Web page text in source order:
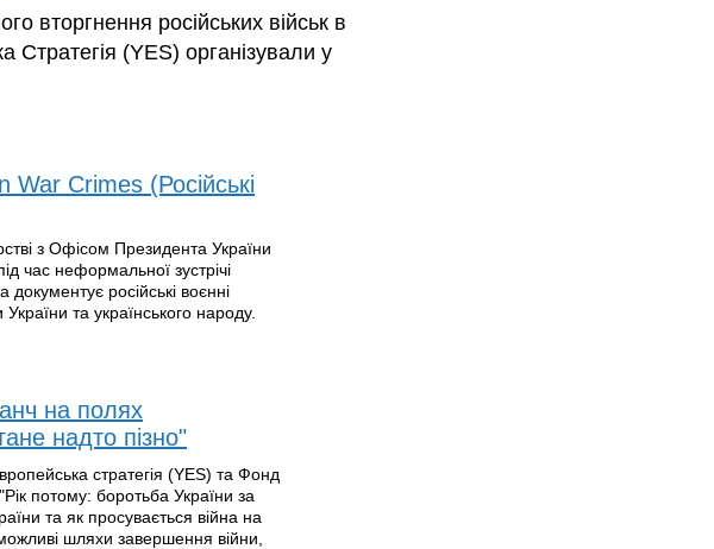
вторгнення російських військ в
Стратегія (YES) організували у
War Crimes (Російські
з Офісом Президента України
час неформальної зустрічі
російські воєнні
та українського народу.
на полях
надто пізно"
стратегія (YES) та Фонд
потому: боротьба України за
та як просувається війна на
шляхи завершення війни,